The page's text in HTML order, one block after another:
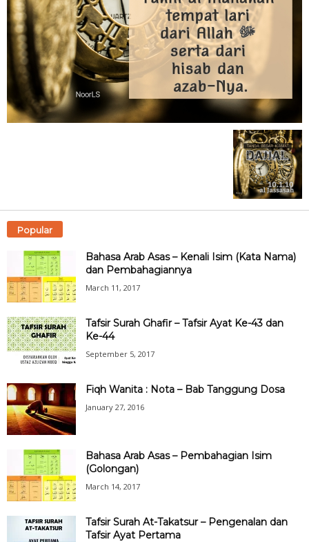
Popular
Bahasa Arab Asas – Kenali Isim (Kata Nama)
dan Pembahagiannya
March 11, 2017
Tafsir Surah Ghafir – Tafsir Ayat Ke-43 dan
Ke-44
September 5, 2017
Fiqh Wanita : Nota – Bab Tanggung Dosa
January 27, 2016
Bahasa Arab Asas – Pembahagian Isim
(Golongan)
March 14, 2017
Tafsir Surah At-Takatsur – Pengenalan dan
Tafsir Ayat Pertama